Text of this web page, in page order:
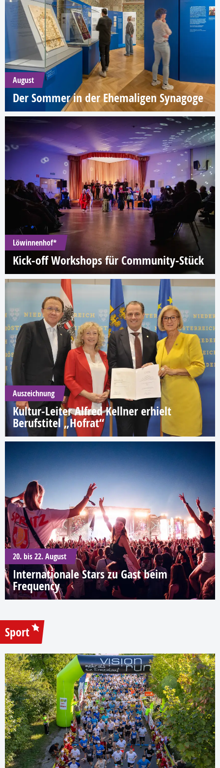
August
Der Sommer in der Ehemaligen Synagoge
Löwinnenhof*
Kick-off Workshops für Community-Stück
Auszeichnung
Kultur-Leiter Alfred Kellner erhielt
Berufstitel „Hofrat“
20. bis 22. August
Internationale Stars zu Gast beim
Frequency
Sport